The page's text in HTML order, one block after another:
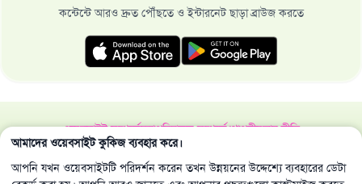
কন্টেন্টে আরও দ্রুত পৌঁছতে ও ইন্টারনেট ছাড়া ব্রাউজ করতে
ওয়েবসাইট সম্পর্কেমহাপরিচালক সম্পর্কেগোপনীয়তার নীতি
সর্বস্বত্ব ইসলাম জিজ্ঞাসা ও জবাব ওয়েবসাইট কর্তৃক সংরক্ষিত 1997-2025 ©
আমাদের ওয়েবসাইট কুকিজ ব্যবহার করে।
আপনি যখন ওয়েবসাইটটি পরিদর্শন করেন তখন উন্নয়নের উদ্দেশ্যে ব্যবহারের ডেটা